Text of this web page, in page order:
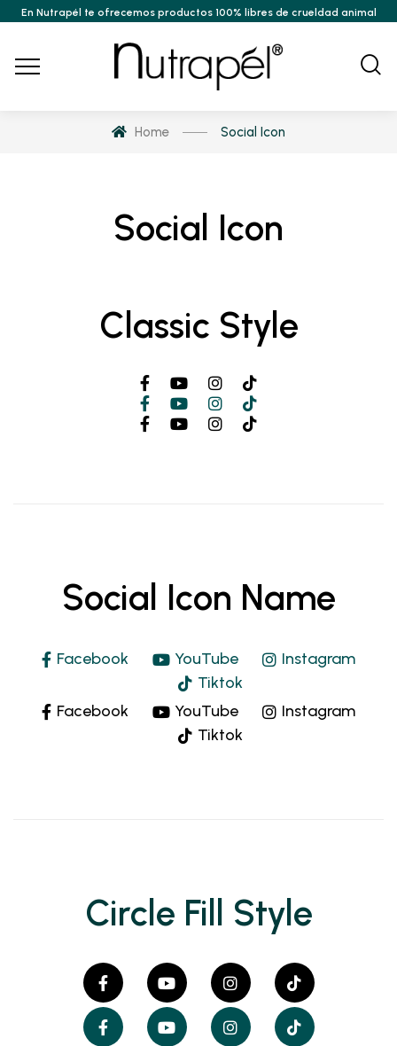
En Nutrapél te ofrecemos productos 100% libres de crueldad animal
Home Social Icon
Social Icon
Classic Style
Social Icon Name
Facebook YouTube
Instagram
Tiktok
Facebook
YouTube
Instagram
Tiktok
Circle Fill Style